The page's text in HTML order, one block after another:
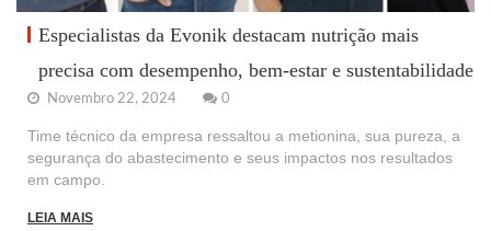
Especialistas da Evonik destacam nutrição mais
precisa com desempenho, bem-estar e sustentabilidade
Novembro 22, 2024 0
Time técnico da empresa ressaltou a metionina, sua pureza, a
segurança do abastecimento e seus impactos nos resultados
em campo.
LEIA MAIS